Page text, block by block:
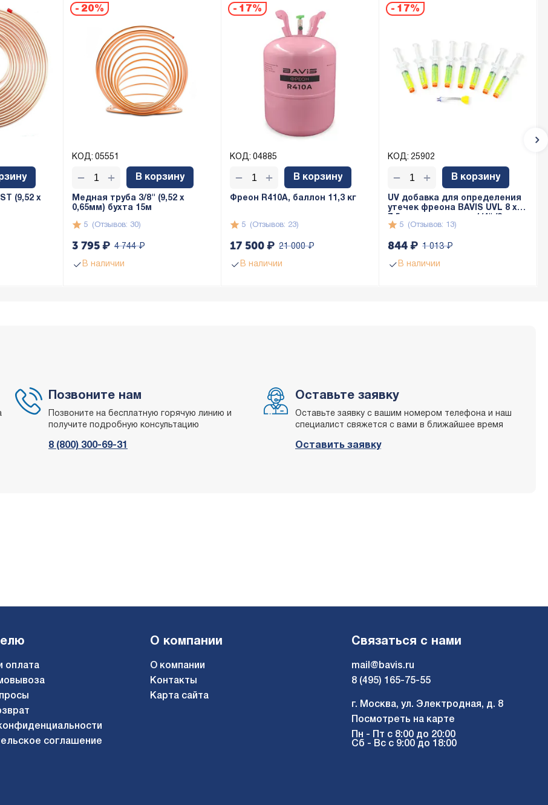
(9,52 х
- 20%
КОД: 05551
Медная труба 3/8" (9,52 x
0,65мм) бухта 15м
(Отзывов: 30)
5
В наличии
4 744 ₽
3 795₽
В корзину
+
−
- 17%
КОД: 04885
Фреон R410A, баллон 11,3 кг
(Отзывов: 23)
5
В наличии
21 000 ₽
17 500₽
В корзину
+
−
- 17%
КОД: 25902
UV добавка для определения
утечек фреона BAVIS UVL 8 x
по 7,5мл)(Отзывов: 13)
5
В наличии
1 013 ₽
844₽
В корзину
+
−
Позвоните нам
Позвоните на бесплатную горячую линию и
получите подробную консультацию
8 (800) 300-69-31
Оставьте заявку
Оставьте заявку с вашим номером телефона и наш
специалист свяжется с вами в ближайшее время
Оставить заявку
оплата
соглашение
О компании
О компании
Контакты
Карта сайта
Связаться с нами
mail@bavis.ru
8 (495) 165-75-55
г. Москва, ул. Электродная, д. 8
Посмотреть на карте
Пн - Пт с 8:00 до 20:00
Сб - Вс с 9:00 до 18:00